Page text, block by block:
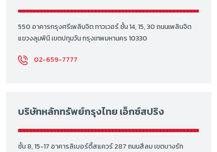
550 อาคารกรุงศรีเพลินจิต ทาวเวอร์ ชั้น 14, 15, 30 ถนนเพลินจิต
แขวงลุมพินี เขตปทุมวัน กรุงเทพมหานคร 10330
02-659-7777
บริษัทหลักทรัพย์กรุงไทย เอ็กซ์สปริง
ชั้น 8, 15-17 อาคารลิเบอร์ตี้สแควร์ 287 ถนนสีลม เขตบางรัก